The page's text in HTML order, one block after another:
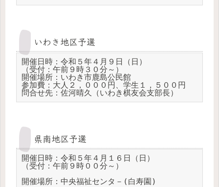
いわき地区予選
開催日時：令和５年４月９日（日）
（受付：午前９時３０分～）
開催場所：いわき市鹿島公民館
参加費：大人２，０００円、学生１，５００円
問合せ先：佐河晴久（いわき棋友会支部長）
県南地区予選
開催日時：令和５年４月１６日（日）
（受付：午前９時００分～）
開催場所：中央福祉センタ－(白寿園)